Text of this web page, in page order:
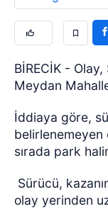
BİRECİK - Olay,
Meydan
İddiaya göre,
belirlenemeyen
sırada park
Sürücü,
olay yerinden